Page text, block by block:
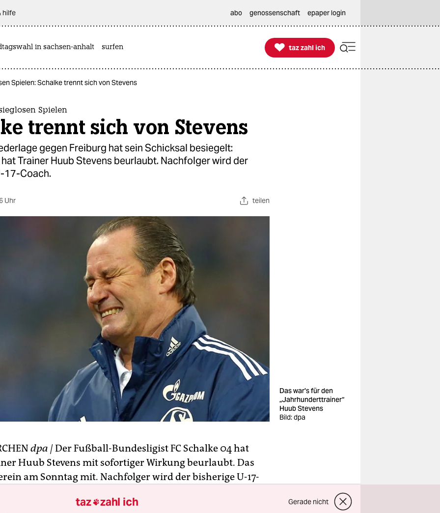
hilfe abo genossenschaft epaper login
in sachsen-anhalt surfen 
taz zahl ich
taz zahl ich
Spielen: Schalke trennt sich von Stevens
Spielen
trennt sich von Stevens
gegen Freiburg hat sein Schicksal besiegelt:
Trainer Huub Stevens beurlaubt. Nachfolger wird der
17-Coach.
Uhr teilen
Das war's für den
„Jahrhunderttrainer“
Huub Stevens
Bild: dpa
dpa |Der Fußball-Bundesligist FC Schalke 04 hat
Huub Stevens mit sofortiger Wirkung beurlaubt. Das
am Sonntag mit. Nachfolger wird der bisherige U-17-
der Schalker gegen den SC Freiburg „im persönlichen
taz zahl ich Gerade nicht